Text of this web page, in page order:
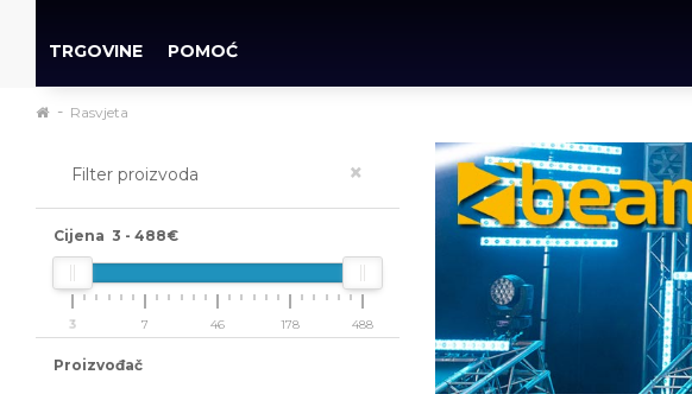
TRGOVINE POMOĆ
Rasvjeta
Filter proizvoda ×
Cijena 3 - 488€
3 7 46 178 488
Proizvođač